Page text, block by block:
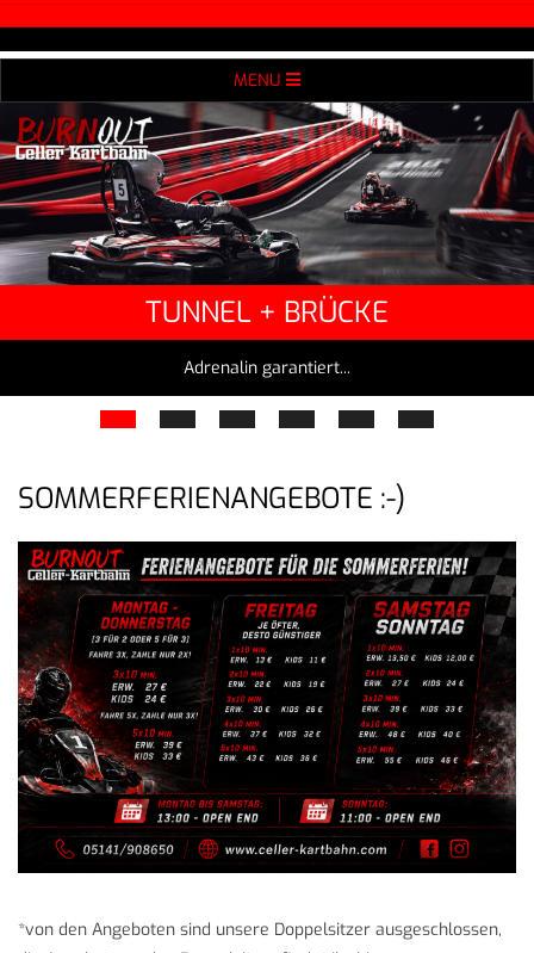
Navigation
Menu
MENU
TUNNEL + BRÜCKE
Adrenalin garantiert...
SOMMERFERIENANGEBOTE :-)
*von den Angeboten sind unsere Doppelsitzer ausgeschlossen,